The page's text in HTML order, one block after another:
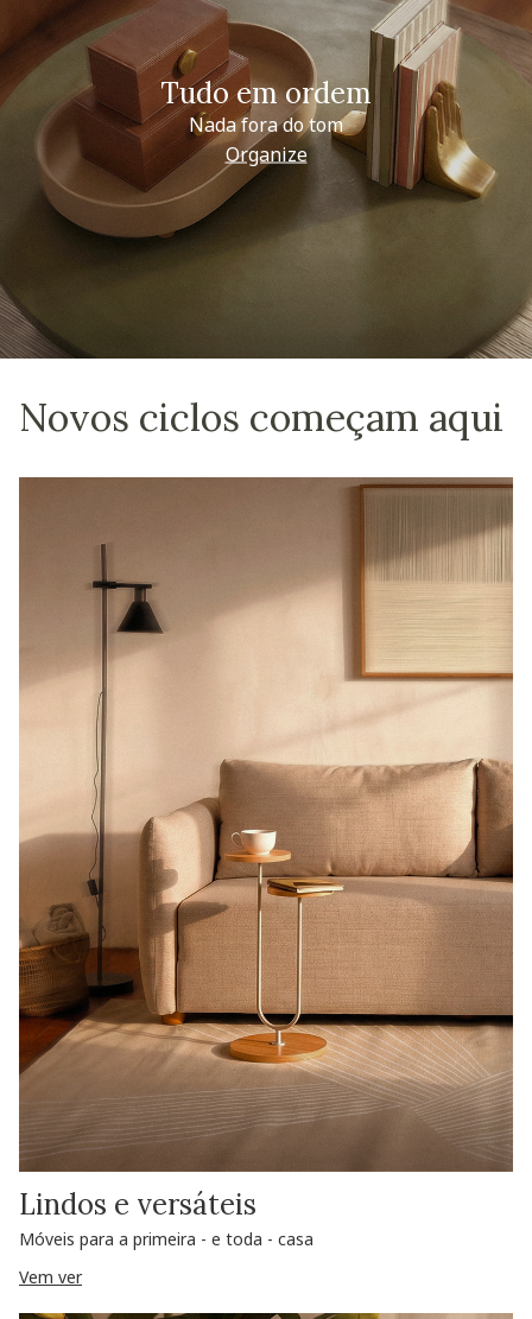
Tudo em ordem
Nada fora do tom
Organize
Novos ciclos começam aqui
Lindos e versáteis
Móveis para a primeira - e toda - casa
Vem ver